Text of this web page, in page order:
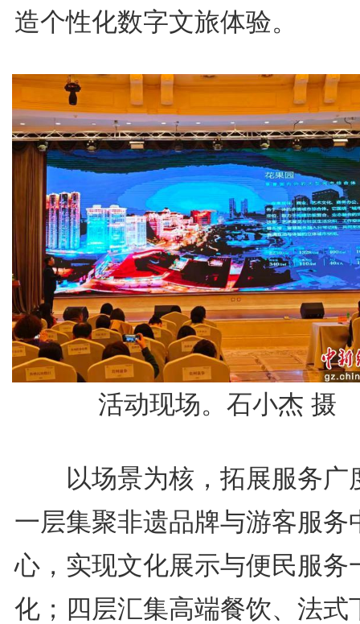
造个性化数字文旅体验。
活动现场。石小杰 摄
以场景为核，拓展服务广
一层集聚非遗品牌与游客服务
心，实现文化展示与便民服务
化；四层汇集高端餐饮、法式